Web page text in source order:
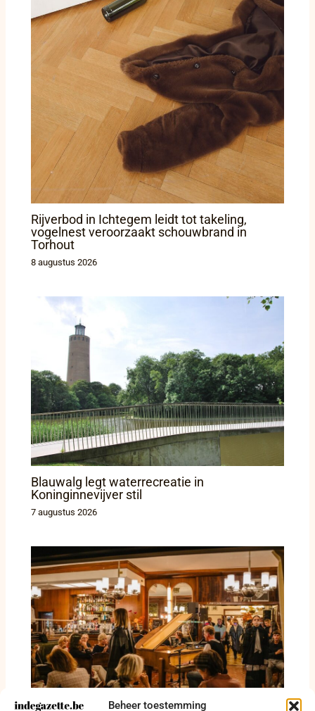
Beheer toestemming
Rijverbod in Ichtegem leidt tot takeling,
vogelnest veroorzaakt schouwbrand in
Torhout
8 augustus 2026
Blauwalg legt waterrecreatie in
Koninginnevijver stil
7 augustus 2026